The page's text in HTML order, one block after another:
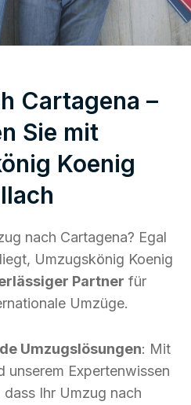
Cartagena –
Sie mit
Koenig
nach Cartagena? Egal
Umzugskönig Koenig
Partner für
Umzüge.
Umzugslösungen: Mit
unserem Expertenwissen
Ihr Umzug nach